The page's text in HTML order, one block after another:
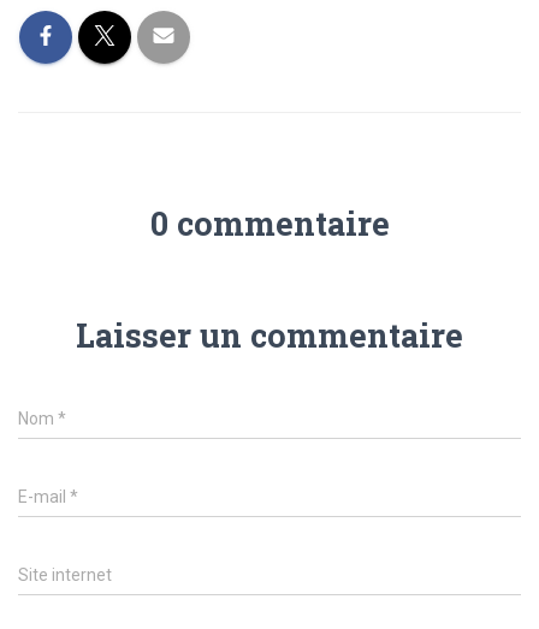
0 commentaire
Laisser un commentaire
Nom *
E-mail *
Site internet